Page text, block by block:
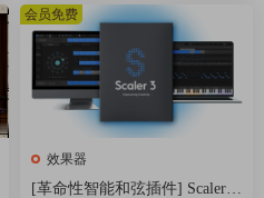
本处理不当导致部分采
GB+3.34GB）
效果器
[革命性智能和弦插件] Scaler
会员免费